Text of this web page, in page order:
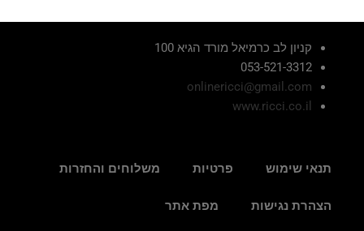
קניון לב כרמיאל מורד הגיא 100
053-521-3312
onlinericci@gmail.com
www.ricci.co.il
תנאי שימוש פרטיות משלוחים והחזרות
הצהרת נגישות מפת אתר